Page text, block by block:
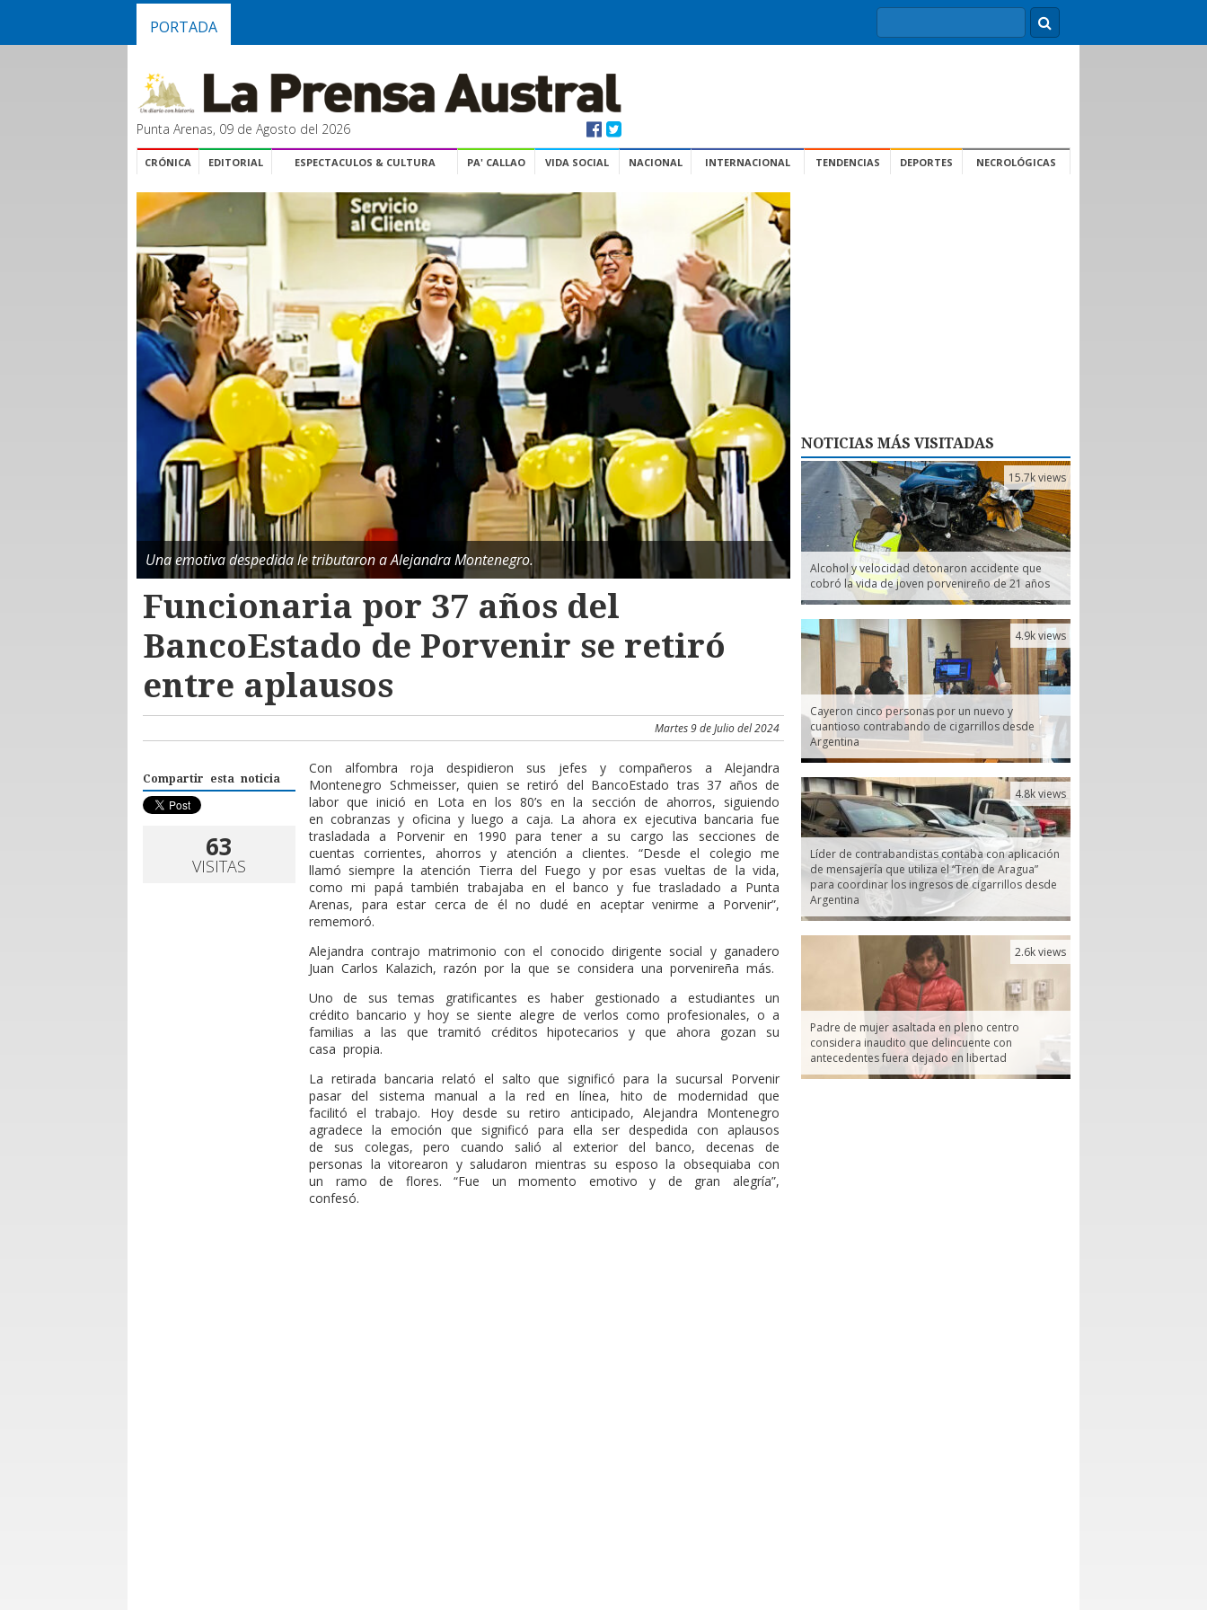
PORTADA
Punta Arenas, 09 de Agosto del 2026
CRÓNICA EDITORIAL ESPECTACULOS & CULTURA PA' CALLAO VIDA SOCIAL NACIONAL INTERNACIONAL TENDENCIAS DEPORTES NECROLÓGICAS
Una emotiva despedida le tributaron a Alejandra Montenegro.
Funcionaria por 37 años del
BancoEstado de Porvenir se retiró
entre aplausos
Martes 9 de Julio del 2024
Compartir esta noticia
63
VISITAS
Con alfombra roja despidieron sus jefes y compañeros a Alejandra
Montenegro Schmeisser, quien se retiró del BancoEstado tras 37 años de
labor que inició en Lota en los 80’s en la sección de ahorros, siguiendo
en cobranzas y oficina y luego a caja. La ahora ex ejecutiva bancaria fue
trasladada a Porvenir en 1990 para tener a su cargo las secciones de
cuentas corrientes, ahorros y atención a clientes. “Desde el colegio me
llamó siempre la atención Tierra del Fuego y por esas vueltas de la vida,
como mi papá también trabajaba en el banco y fue trasladado a Punta
Arenas, para estar cerca de él no dudé en aceptar venirme a Porvenir”,
rememoró.
Alejandra contrajo matrimonio con el conocido dirigente social y ganadero
Juan Carlos Kalazich, razón por la que se considera una porvenireña más.
Uno de sus temas gratificantes es haber gestionado a estudiantes un
crédito bancario y hoy se siente alegre de verlos como profesionales, o a
familias a las que tramitó créditos hipotecarios y que ahora gozan su
casa propia.
La retirada bancaria relató el salto que significó para la sucursal Porvenir
pasar del sistema manual a la red en línea, hito de modernidad que
facilitó el trabajo. Hoy desde su retiro anticipado, Alejandra Montenegro
agradece la emoción que significó para ella ser despedida con aplausos
de sus colegas, pero cuando salió al exterior del banco, decenas de
personas la vitorearon y saludaron mientras su esposo la obsequiaba con
un ramo de flores. “Fue un momento emotivo y de gran alegría”,
confesó.
NOTICIAS MÁS VISITADAS
Alcohol y velocidad detonaron accidente que
cobró la vida de joven porvenireño de 21 años
15.7k views
Cayeron cinco personas por un nuevo y
cuantioso contrabando de cigarrillos desde
Argentina
4.9k views
Líder de contrabandistas contaba con aplicación
de mensajería que utiliza el “Tren de Aragua”
para coordinar los ingresos de cigarrillos desde
Argentina
4.8k views
Padre de mujer asaltada en pleno centro
considera inaudito que delincuente con
antecedentes fuera dejado en libertad
2.6k views